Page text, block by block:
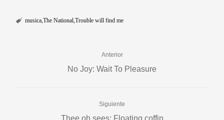
musica The National Trouble will find me
Anterior
No Joy: Wait To Pleasure
Siguiente
Thee oh sees: Floating coffin